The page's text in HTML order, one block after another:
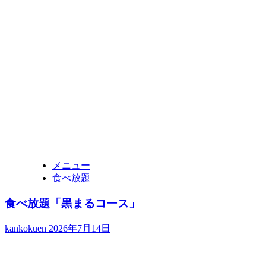
メニュー
食べ放題
食べ放題「黒まるコース」
kankokuen 2026年7月14日